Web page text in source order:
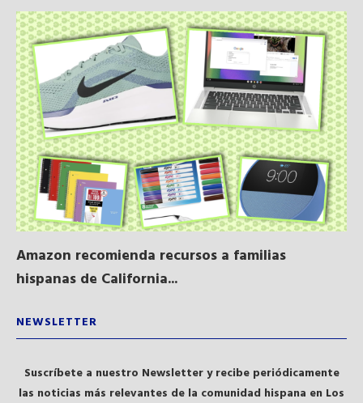
Amazon recomienda recursos a familias
hispanas de California...
NEWSLETTER
Suscríbete a nuestro Newsletter y recibe periódicamente
las noticias más relevantes de la comunidad hispana en Los